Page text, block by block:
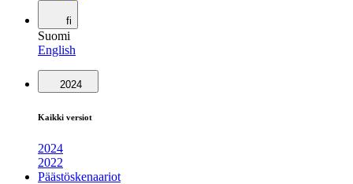
fi
Suomi
English
2024
Kaikki versiot
2024
2022
Päästöskenaariot